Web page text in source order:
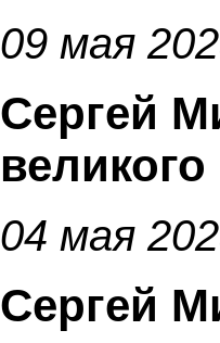
09 мая
Сергей
04 мая
Сергей